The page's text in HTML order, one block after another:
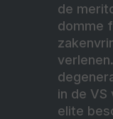
de
domme
in de VS
elite